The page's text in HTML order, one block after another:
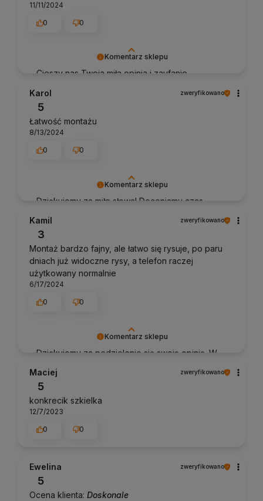
Komentarz sklepu
Cieszy nas Twoja miła opinia i zaufanie.
jak Ty. Z pozdrowieniami, obsługa sklepu.
11/11/2024
0
0
Komentarz sklepu
Dziękujemy za miłe słowa! Doceniamy czas
doświadczeniem. Jesteśmy szczęśliwi, że mamy
takich klientów. Z pozdrowieniami, obsługa
sklepu.
Karol zweryfikowano
5
Łatwość montażu
8/13/2024
0
0
Komentarz sklepu
Dziękujemy za podzielenie się swoją opinią. W
doskonalenia naszych produktów. Chcielibyśmy
wiedzieć więcej na temat zaistniałej sytuacji,
zachęcamy do kontaktu z nami na nasz adres e-
mail: sklep@pancernik.eu.
Kamil zweryfikowano
3
Montaż bardzo fajny, ale łatwo się rysuje, po paru
dniach już widoczne rysy, a telefon raczej
użytkowany normalnie
6/17/2024
0
0
Maciej zweryfikowano
5
konkrecik szkielka
12/7/2023
0
0
Ewelina zweryfikowano
5
Ocena klienta: Doskonale